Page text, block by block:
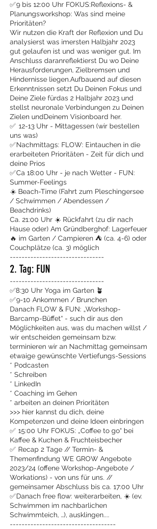
✅ 9 bis 12:00 Uhr FOKUS:Reflexions- &
Planungsworkshop: Was sind meine
Prioritäten?
Wir nutzen die Kraft der Reflexion und Du
analysierst was imersten Halbjahr 2023
gut gelaufen ist und was weniger gut. Im
Anschluss daranreflektierst Du wo Deine
Herausforderungen, Zielbremsen und
Hindernisse liegen.Aufbauend auf diesen
Erkenntnissen setzt Du Deinen Fokus und
Deine Ziele fürdas 2 Halbjahr 2023 und
stellst neuronale Verbindungen zu Deinen
Zielen undDeinem Visionboard her.
✅ 12-13 Uhr - Mittagessen (wir bestellen
uns was)
✅ Nachmittags: FLOW: Eintauchen in die
erarbeiteten Prioritäten - Zeit für dich und
deine Prios
✅ Ca 18:00 Uhr - je nach Wetter - FUN:
Summer-Feelings
☀️ Beach-Time (Fahrt zum Pleschingersee
/ Schwimmen / Abendessen /
Beachdrinks)
Ca. 21:00 Uhr ☀️ Rückfahrt (zu dir nach
Hause oder) Am Gründberghof: Lagerfeuer
🔥 im Garten / Campieren ⛺️ (ca. 4-6) oder
Couchplätze (ca. 3) möglich
--------------------------------
2. Tag: FUN
--------------------------------
✅8:30 Uhr Yoga im Garten 🪴
✅ 9-10 Ankommen / Brunchen
Danach FLOW & FUN: „Workshop-
Barcamp-Büffet“ - such dir aus den
Möglichkeiten aus, was du machen willst /
wir entscheiden gemeinsam bzw.
terminieren wir an Nachmittag gemeinsam
etwaige gewünschte Vertiefungs-Sessions
* Podcasten
* Schreiben
* LinkedIn
* Coaching im Gehen
* arbeiten an deinen Prioritäten
>>> hier kannst du dich, deine
Kompetenzen und deine Ideen einbringen
✅ 15:00 Uhr FOKUS: „Coffee to go“ bei
Kaffee & Kuchen & Fruchteisbecher
✅ Recap 2 Tage // Termin- &
Themenfindung WE GROW Angebote
2023/24 (offene Workshop-Angebote /
Workations) - von uns für uns. //
gemeinsamer Abschluss bis ca. 17:00 Uhr
✅ Danach free flow: weiterarbeiten, ☀️ (ev.
Schwimmen im nachbarlichen
Schwimmteich, …), ausklingen....
------------------------------------